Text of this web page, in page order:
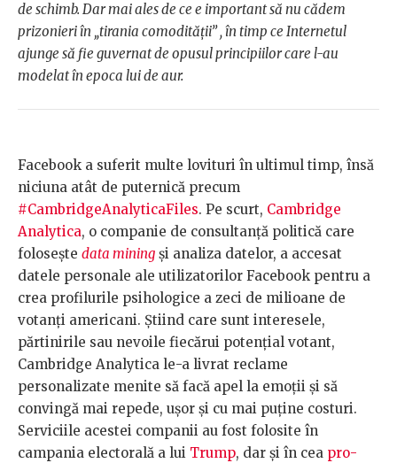
de schimb. Dar mai ales de ce e important să nu cădem
prizonieri în „tirania comodității” , în timp ce Internetul
ajunge să fie guvernat de opusul principiilor care l-au
modelat în epoca lui de aur.
Facebook a suferit multe lovituri în ultimul timp, însă
niciuna atât de puternică precum
#CambridgeAnalyticaFiles. Pe scurt, Cambridge
Analytica, o companie de consultanță politică care
folosește data mining și analiza datelor, a accesat
datele personale ale utilizatorilor Facebook pentru a
crea profilurile psihologice a zeci de milioane de
votanți americani. Știind care sunt interesele,
părtinirile sau nevoile fiecărui potențial votant,
Cambridge Analytica le-a livrat reclame
personalizate menite să facă apel la emoții și să
convingă mai repede, ușor și cu mai puține costuri.
Serviciile acestei companii au fost folosite în
campania electorală a lui Trump, dar și în cea pro-